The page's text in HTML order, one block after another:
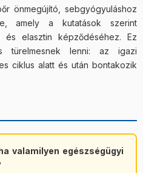
önmegújító, sebgyógyuláshoz
amely a kutatások szerint
elasztin képződéséhez. Ez
türelmesnek lenni: az igazi
ciklus alatt és után bontakozik
valamilyen egészségügyi